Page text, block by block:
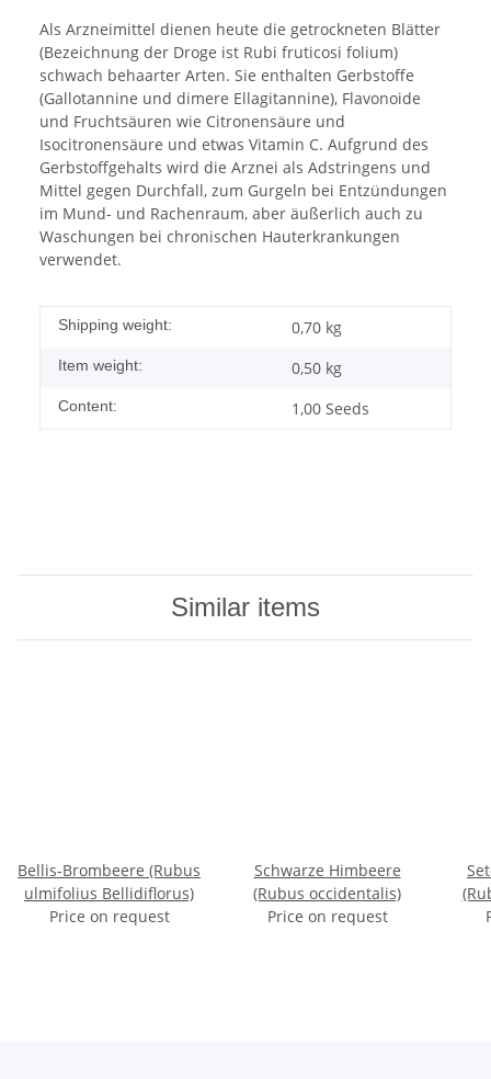
Als Arzneimittel dienen heute die getrockneten Blätter
(Bezeichnung der Droge ist Rubi fruticosi folium)
schwach behaarter Arten. Sie enthalten Gerbstoffe
(Gallotannine und dimere Ellagitannine), Flavonoide
und Fruchtsäuren wie Citronensäure und
Isocitronensäure und etwas Vitamin C. Aufgrund des
Gerbstoffgehalts wird die Arznei als Adstringens und
Mittel gegen Durchfall, zum Gurgeln bei Entzündungen
im Mund- und Rachenraum, aber äußerlich auch zu
Waschungen bei chronischen Hauterkrankungen
verwendet.
Shipping weight: 0,70 kg
Item weight: 0,50 kg
Content: 1,00 Seeds
Similar items
Bellis-Brombeere (Rubus
ulmifolius Bellidiflorus)
Price on request
Schwarze Himbeere
(Rubus occidentalis)
Price on request